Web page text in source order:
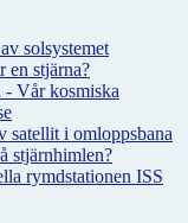
solsystemet
en stjärna?
- Vår kosmiska
satellit i omloppsbana
stjärnhimlen?
rymdstationen ISS